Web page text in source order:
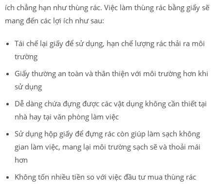
ích chẳng hạn như thùng rác. Việc làm thùng rác bằng giấy sẽ
mang đến các lợi ích như sau:
Tái chế lại giấy để sử dụng, hạn chế lượng rác thải ra môi
trường
Giấy thường an toàn và thân thiện với môi trường hơn khi
sử dụng
Dễ dàng chứa đựng được các vật dụng không cần thiết tại
nhà hay tại văn phòng làm việc
Sử dụng hộp giấy để đựng rác còn giúp làm sạch không
gian làm việc, mang lại môi trường sạch sẽ và thoải mái
hơn
Không tốn nhiều tiền so với việc đầu tư mua thùng rác